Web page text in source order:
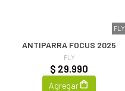
FLY
ANTIPARRA FOCUS 2025
FLY
$ 29.990
Agregar